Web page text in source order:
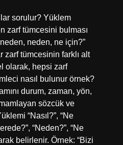
sorulur? Yüklem
zarf tümcesini bulması
neden, ne için?”
zarf tümcesinin farklı alt
olarak, hepsi zarf
nasıl bulunur örnek?
durum, zaman, yön,
sözcük ve
“Nasıl?”, “Ne
“Neden?”, “Ne
belirlenir. Örnek: “Bizi